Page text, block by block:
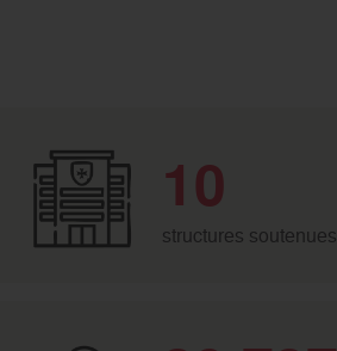
10
structures soutenues